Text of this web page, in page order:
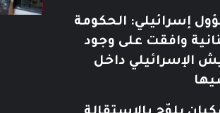
إسرائيلي: الحكومة
وافقت على وجود
الإسرائيلي داخل